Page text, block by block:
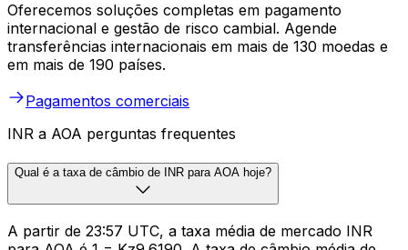
Oferecemos soluções completas em pagamento
internacional e gestão de risco cambial. Agende
transferências internacionais em mais de 130 moedas e
em mais de 190 países.
Pagamentos comerciais
INR a AOA perguntas frequentes
Qual é a taxa de câmbio de INR para AOA hoje?
A partir de 23:57 UTC, a taxa média de mercado INR